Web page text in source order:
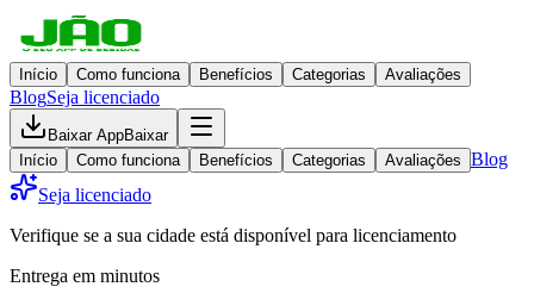
Início Como funciona Benefícios Categorias Avaliações
BlogSeja licenciado
Baixar AppBaixar
Início
Como funciona Benefícios Categorias Avaliações Blog
Seja licenciado
Verifique se a sua cidade está disponível para licenciamento
Entrega em minutos